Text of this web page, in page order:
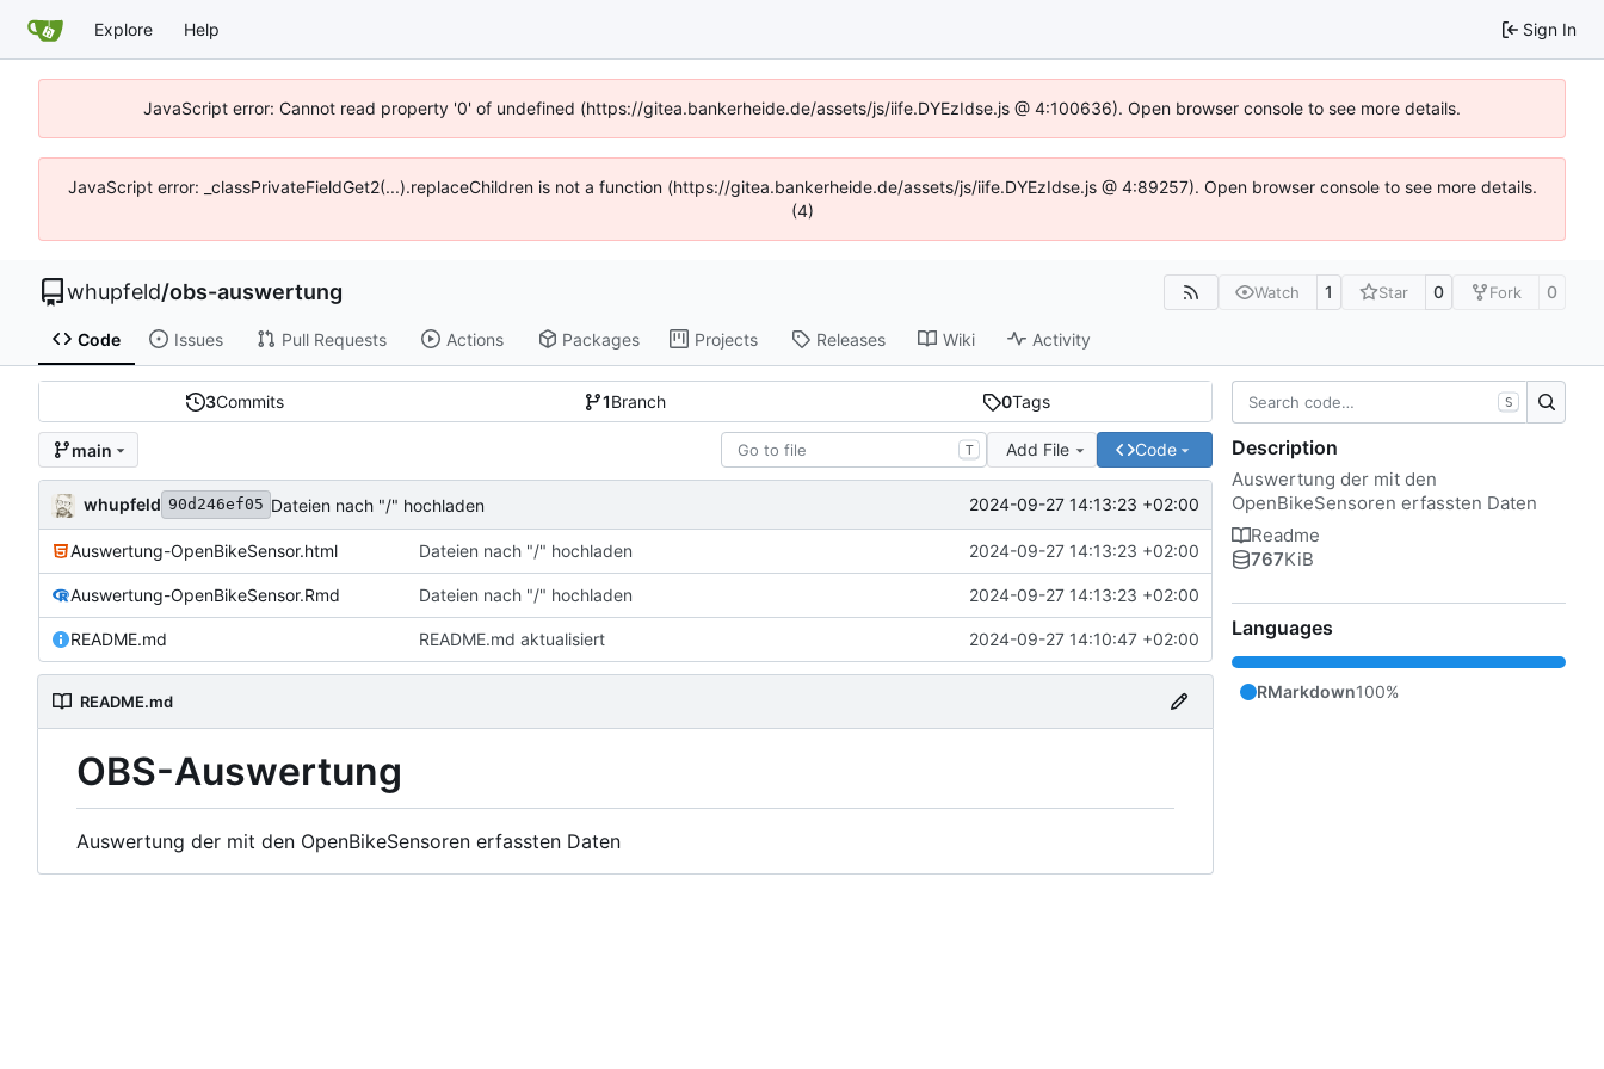
Explore Help Sign In
JavaScript error: Cannot read property '0' of undefined (https://gitea.bankerheide.de/assets/js/iife.DYEzIdse.js @ 4:100636). Open browser console to see more details.
JavaScript error: _classPrivateFieldGet2(...).replaceChildren is not a function (https://gitea.bankerheide.de/assets/js/iife.DYEzIdse.js @ 4:89257). Open browser console to see more details.
(4)
whupfeld/obs-auswertung Watch 1 Star 0 Fork 0
Code Issues Pull Requests Actions Packages Projects Releases Wiki Activity
3Commits 1Branch 0Tags
main T Add File Code
whupfeld 90d246ef05 Dateien nach "/" hochladen 2024-09-27 14:13:23 +02:00
Auswertung-OpenBikeSensor.html Dateien nach "/" hochladen 2024-09-27 14:13:23 +02:00
Auswertung-OpenBikeSensor.Rmd Dateien nach "/" hochladen 2024-09-27 14:13:23 +02:00
README.md README.md aktualisiert 2024-09-27 14:10:47 +02:00
README.md
OBS-Auswertung
Auswertung der mit den OpenBikeSensoren erfassten Daten
S
Description
Auswertung der mit den
OpenBikeSensoren erfassten Daten
Readme
767KiB
Languages
RMarkdown100%